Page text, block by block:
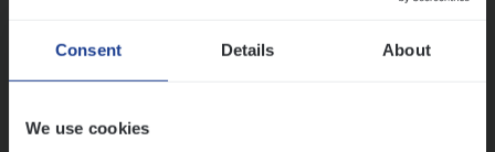
Consent Details About
We use cookies
Ons sollicitatieproces